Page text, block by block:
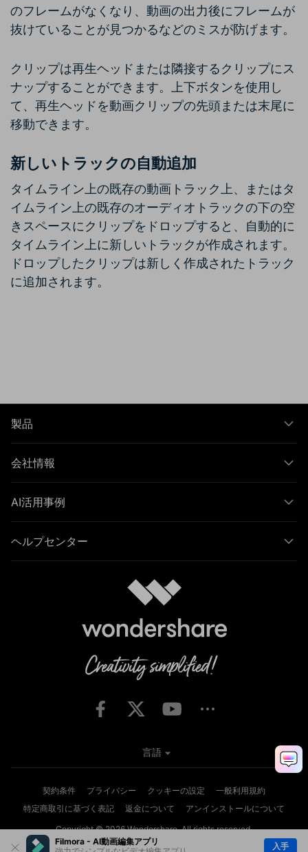
Filmora - AI動画編集アプリ
入手
のフレームがなくなり、動画の出力後にフレームが
抜けていることが見つかるなどのミスが防げます。
クリップは再生ヘッドまたは隣接するクリップにス
ナップすることができます。上下ボタンを使用し
て、再生ヘッドを動画クリップの先頭または末尾に
移動できます。
新しいトラックの自動追加
タイムライン上の既存の動画トラック上、またはタ
イムライン上の既存のオーディオトラックの下の空
きスペースにクリップをドロップすると、自動的に
タイムライン上に新しいトラックが作成されます。
ドロップしたクリップは新しく作成されたトラック
に追加されます。
製品
会社情報
AI活用事例
ヘルプセンター
契約条件 プライバシー クッキーの設定
一般利用規約
特定商取引に基づく表記
返金について
アンインストールについて
Copyright © 2026Wondershare. All rights reserved.
言語